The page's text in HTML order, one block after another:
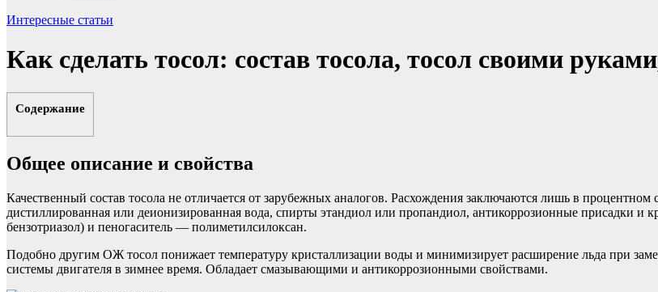
Интересные статьи
Как сделать тосол: состав тосола, тосол своими
Содержание
Общее описание и свойства
Качественный состав тосола не отличается от зарубежных аналогов. Расхождения заключаются лишь в
дистиллированная или деионизированная вода, спирты этандиол или пропандиол, антикоррозионные присадки и
бензотриазол) и пеногаситель — полиметилсилоксан.
Подобно другим ОЖ тосол понижает температуру кристаллизации воды и минимизирует расширение льда при
системы двигателя в зимнее время. Обладает смазывающими и антикоррозионными свойствами.